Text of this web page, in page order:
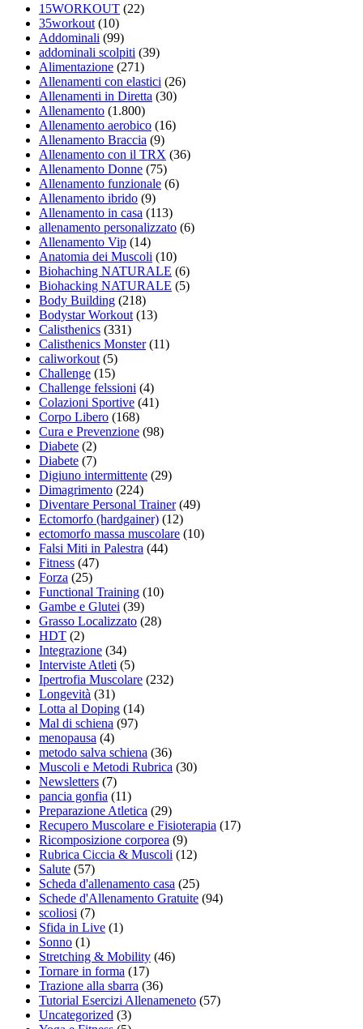
15WORKOUT (22)
35workout (10)
Addominali (99)
addominali scolpiti (39)
Alimentazione (271)
Allenamenti con elastici (26)
Allenamenti in Diretta (30)
Allenamento (1.800)
Allenamento aerobico (16)
Allenamento Braccia (9)
Allenamento con il TRX (36)
Allenamento Donne (75)
Allenamento funzionale (6)
Allenamento ibrido (9)
Allenamento in casa (113)
allenamento personalizzato (6)
Allenamento Vip (14)
Anatomia dei Muscoli (10)
Biohaching NATURALE (6)
Biohacking NATURALE (5)
Body Building (218)
Bodystar Workout (13)
Calisthenics (331)
Calisthenics Monster(11)
caliworkout (5)
Challenge (15)
Challenge felssioni (4)
Colazioni Sportive (41)
Corpo Libero (168)
Cura e Prevenzione (98)
Diabete (2)
Diabete (7)
Digiuno intermittente (29)
Dimagrimento (224)
Diventare Personal Trainer(49)
Ectomorfo (hardgainer) (12)
ectomorfo massa muscolare (10)
Falsi Miti in Palestra (44)
Fitness (47)
Forza (25)
Functional Training (10)
Gambe e Glutei (39)
Grasso Localizzato (28)
HDT (2)
Integrazione (34)
Interviste Atleti (5)
Ipertrofia Muscolare (232)
Longevità (31)
Lotta al Doping (14)
Mal di schiena (97)
menopausa (4)
metodo salva schiena (36)
Muscoli e Metodi Rubrica (30)
Newsletters (7)
pancia gonfia (11)
Preparazione Atletica (29)
Recupero Muscolare e Fisioterapia (17)
Ricomposizione corporea (9)
Rubrica Ciccia & Muscoli (12)
Salute (57)
Scheda d'allenamento casa (25)
Schede d'Allenamento Gratuite (94)
scoliosi (7)
Sfida in Live (1)
Sonno (1)
Stretching & Mobility (46)
Tornare in forma (17)
Trazione alla sbarra (36)
Tutorial Esercizi Allenameneto (57)
Uncategorized (3)